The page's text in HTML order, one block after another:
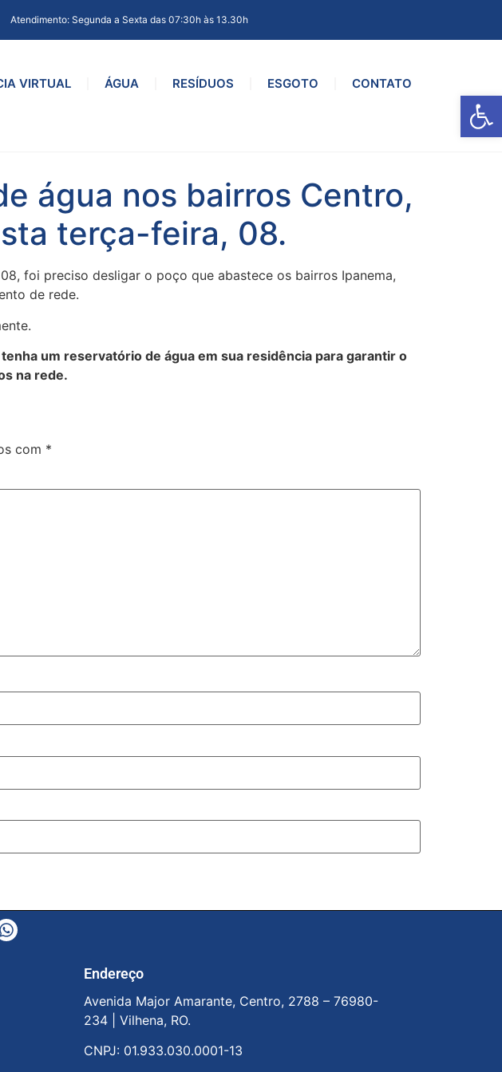
Atendimento: Segunda a Sexta das 07:30h às 13.30h
VIRTUAL ÁGUA RESÍDUOS ESGOTO CONTATO
água nos bairros Centro,
terça-feira, 08.
foi preciso desligar o poço que abastece os bairros Ipanema,
de rede.
um reservatório de água em sua residência para garantir o
na rede.
com *
Endereço
Avenida Major Amarante, Centro, 2788 – 76980-
234 | Vilhena, RO.
CNPJ: 01.933.030.0001-13